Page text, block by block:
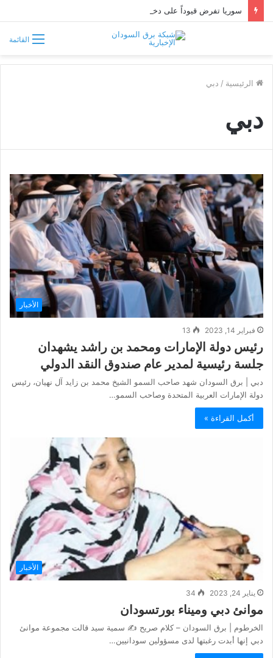
القائمة
الرئيسية / دبي
دبي
الأخبار
فبراير 14, 2023 13
رئيس دولة الإمارات ومحمد بن راشد يشهدان
جلسة رئيسية لمدير عام صندوق النقد الدولي
دبي | برق السودان شهد صاحب السمو الشيخ محمد بن زايد آل نهيان، رئيس
دولة الإمارات العربية المتحدة وصاحب السمو…
أكمل القراءة »
الأخبار
يناير 24, 2023 34
موانئ دبي وميناء بورتسودان
الخرطوم | برق السودان – كلام صريح ✍️ سمية سيد قالت مجموعة موانئ
دبي إنها أبدت رغبتها لدى مسؤولين سودانيين…